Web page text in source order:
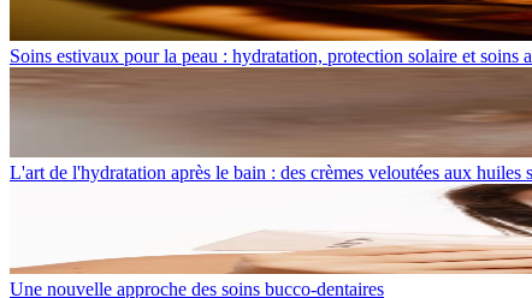
Soins estivaux pour la peau : hydratation, protection solaire et soins
L'art de l'hydratation après le bain : des crèmes veloutées aux huiles
Une nouvelle approche des soins bucco-dentaires